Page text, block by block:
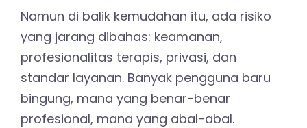
Namun di balik kemudahan itu, ada risiko
yang jarang dibahas: keamanan,
profesionalitas terapis, privasi, dan
standar layanan. Banyak pengguna baru
bingung, mana yang benar-benar
profesional, mana yang abal-abal.